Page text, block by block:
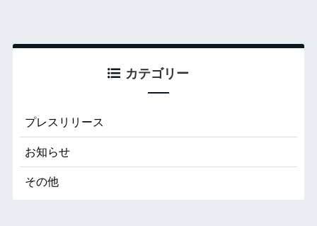
カテゴリー
プレスリリース
お知らせ
その他